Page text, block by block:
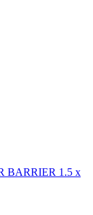
BARRIER 1.5 х